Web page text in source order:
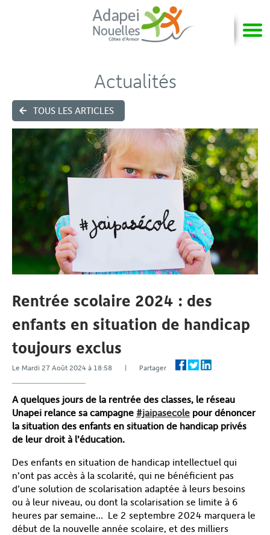
TOUS LES ARTICLES
Actualités
Rentrée scolaire 2024 : des
enfants en situation de handicap
toujours exclus
Le Mardi 27 Août 2024 à 18:58 | Partager
A quelques jours de la rentrée des classes, le réseau
Unapei relance sa campagne #jaipasecole pour dénoncer
la situation des enfants en situation de handicap privés
de leur droit à l’éducation.
Des enfants en situation de handicap intellectuel qui
n’ont pas accès à la scolarité, qui ne bénéficient pas
d’une solution de scolarisation adaptée à leurs besoins
ou à leur niveau, ou dont la scolarisation se limite à 6
heures par semaine… Le 2 septembre 2024 marquera le
début de la nouvelle année scolaire, et des milliers